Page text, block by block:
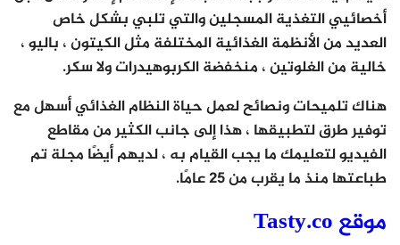
أخصائيي التغذية المسجلين والتي تلبي بشكل خاص
العديد من الأنظمة الغذائية المختلفة مثل الكيتون ، باليو ،
خالية من الغلوتين ، منخفضة الكربوهيدرات ولا سكر.
هناك تلميحات ونصائح لعمل حياة النظام الغذائي أسهل مع
توفير طرق لتطبيقها ، هذا إلى جانب الكثير من مقاطع
الفيديو لتعليمك ما يجب القيام به ، لديهم أيضًا مجلة تم
طباعتها منذ ما يقرب من 25 عامًا.
موقع Tasty.co